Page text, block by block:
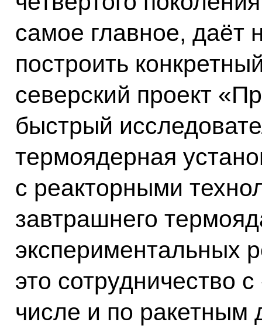
самое главное, даёт
построить
северский проект
быстрый
термоядерная
с реакторными
завтрашнего
экспериментальных
это сотрудничество
числе и по ракетным